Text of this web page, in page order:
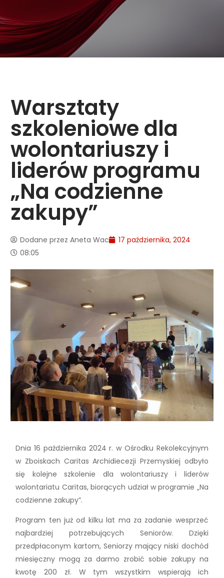
Warsztaty
szkoleniowe dla
wolontariuszy i
liderów programu
„Na codzienne
zakupy”
Dodane przez Aneta Wac
17 października, 2024
08:05
Dnia 16 października 2024 r. w Ośrodku Rekolekcyjnym
w Zboiskach Caritas Archidiecezji Przemyskiej odbyło
się kolejne szkolenie dla wolontariuszy i liderów
wolontariatu Caritas, biorących udział w programie „Na
codzienne zakupy”.
Program ten już od kilku lat ma za zadanie wesprzeć
najbardziej potrzebujących Seniorów. Dzięki
przedpłaconym kartom, Seniorzy mający niski dochód
miesięczny mogą za darmo zrobić sobie zakupy na
kwotę 200 zł. W tym wszystkim wspierają ich